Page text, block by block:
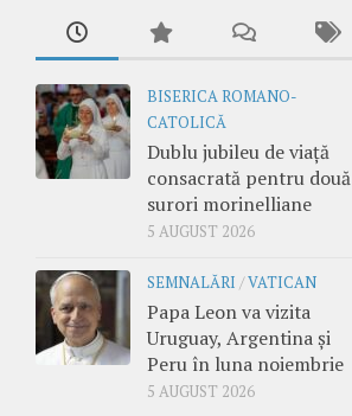
BISERICA ROMANO-
CATOLICĂ
Dublu jubileu de viață
consacrată pentru două
surori morinelliane
5 AUGUST 2026
SEMNALĂRI /VATICAN
Papa Leon va vizita
Uruguay, Argentina și
Peru în luna noiembrie
5 AUGUST 2026